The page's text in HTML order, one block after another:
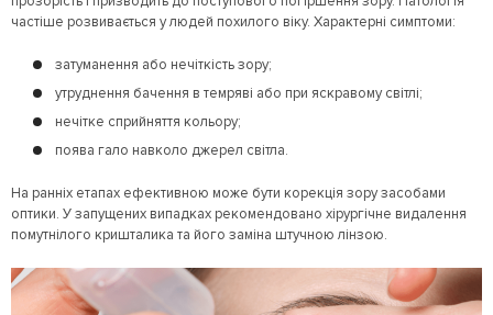
частіше розвивається у людей похилого віку. Характерні симптоми:
затуманення або нечіткість зору;
утруднення бачення в темряві або при яскравому світлі;
нечітке сприйняття кольору;
поява гало навколо джерел світла.
На ранніх етапах ефективною може бути корекція зору засобами
оптики. У запущених випадках рекомендовано хірургічне видалення
помутнілого кришталика та його заміна штучною лінзою.